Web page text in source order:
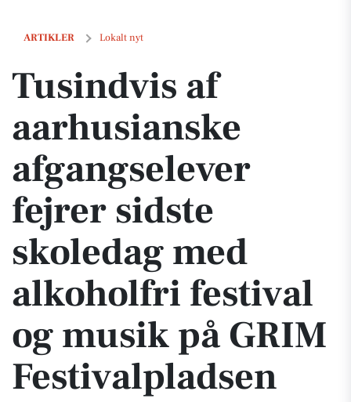
ARTIKLER Lokalt nyt
Tusindvis af aarhusianske afgangselever fejrer sidste skoledag
Tusindvis af
aarhusianske
afgangselever
fejrer sidste
skoledag med
alkoholfri festival
og musik på GRIM
Festivalpladsen